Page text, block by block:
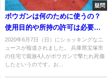
疑問
ボウガンは何のために使うの？
使用目的や所持の許可は必要な
の？
2020年6月7日（日）にショッキングなニ
ュースが報道されました。 兵庫県宝塚市
の住宅で親族4人がボウガンで撃たれ死傷
したというのです。お...